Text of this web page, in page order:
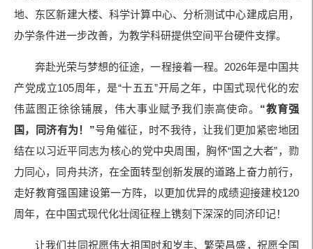
地、东区新建大楼、科学计算中心、分析测试中心建成启用，
办学条件进一步改善，为教学科研提供空间平台硬件支撑。
奔赴光荣与梦想的征途，一程接着一程。2026年是中国共
产党成立105周年，是“十五五”开局之年，中国式现代化的宏
伟蓝图正徐徐铺展，伟大事业赋予我们崇高使命。 “教育强
国，同济有为！”号角催征，时不我待，让我们更加紧密地团
结在以习近平同志为核心的党中央周围，胸怀“国之大者”，勠
力同心，同舟共济，在全面转型创新发展的道路上奋力前行，
走好教育强国建设第一方阵，以更加优异的成绩迎接建校120
周年，在中国式现代化壮阔征程上镌刻下深深的同济印记！
让我们共同祝愿伟大祖国时和岁丰、繁荣昌盛，祝愿全国